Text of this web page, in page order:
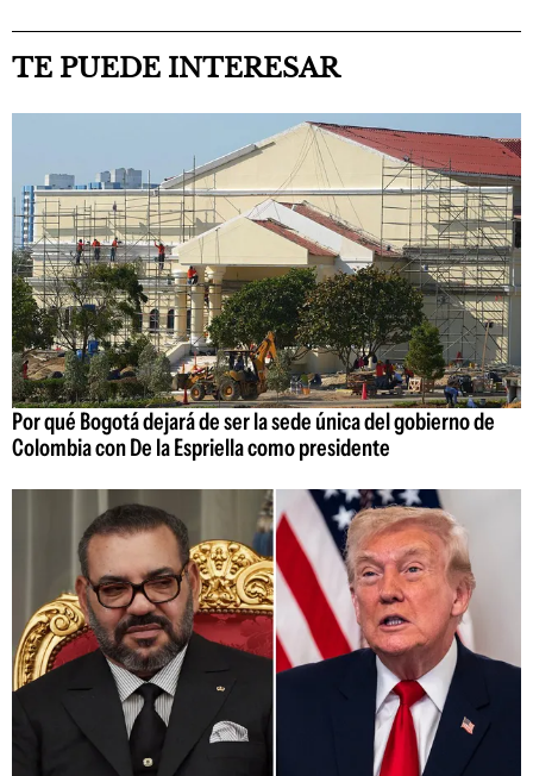
TE PUEDE INTERESAR
Por qué Bogotá dejará de ser la sede única del gobierno de
Colombia con De la Espriella como presidente